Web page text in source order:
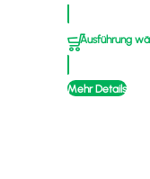
Ausführung
Mehr Details